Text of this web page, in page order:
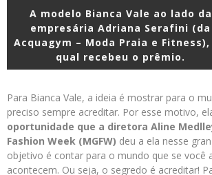
A modelo Bianca Vale ao lado da
empresária Adriana Serafini (da
Acquagym – Moda Praia e Fitness),
qual recebeu o prêmio.
Para Bianca Vale, a ideia é mostrar para o
preciso sempre acreditar. Por esse motivo,
oportunidade que a diretora Aline
Fashion Week (MGFW) deu a ela nesse
objetivo é contar para o mundo que se você
acontecem. Ou seja, o segredo é acreditar!